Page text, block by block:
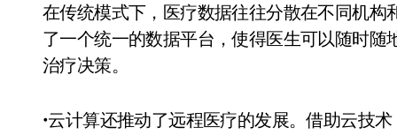
在传统模式下，医疗数据往往分散在不同机
了一个统一的数据平台，使得医生可以随时
治疗决策。
•云计算还推动了远程医疗的发展。借助云技